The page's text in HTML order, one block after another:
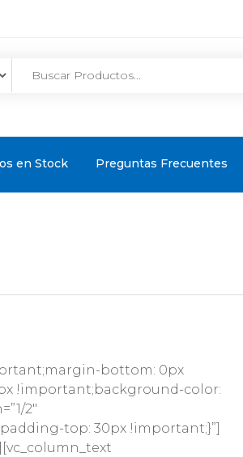
en Stock Preguntas Frecuentes
bottom: 0px
!important;background-color:
2″
top: 30px !important;}”]